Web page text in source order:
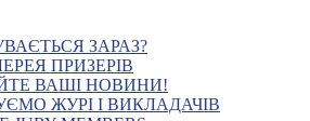
ЗАРАЗ?
ПРИЗЕРІВ
ВАШІ НОВИНИ!
ЖУРІ І ВИКЛАДАЧІВ